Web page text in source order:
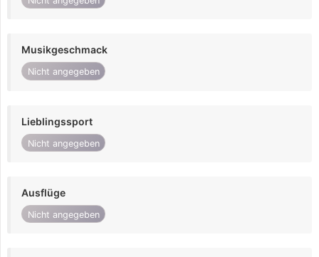
Musikgeschmack
Nicht angegeben
Lieblingssport
Nicht angegeben
Ausflüge
Nicht angegeben